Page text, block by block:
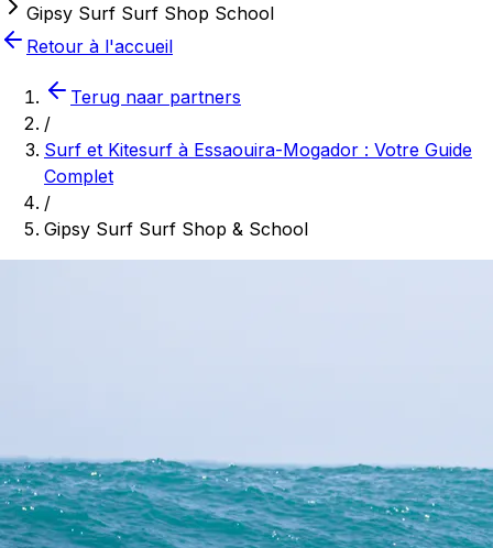
Gipsy Surf Surf Shop School
Retour à l'accueil
Terug naar partners
/
Surf et Kitesurf à Essaouira-Mogador : Votre Guide
Complet
/
Gipsy Surf Surf Shop & School